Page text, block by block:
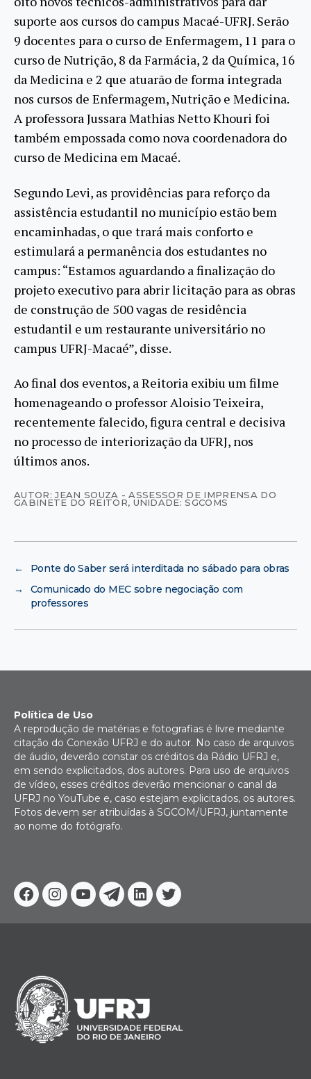
suporte aos cursos do campus Macaé-UFRJ. Serão
9 docentes para o curso de Enfermagem, 11 para o
curso de Nutrição, 8 da Farmácia, 2 da Química, 16
da Medicina e 2 que atuarão de forma integrada
nos cursos de Enfermagem, Nutrição e Medicina.
A professora Jussara Mathias Netto Khouri foi
também empossada como nova coordenadora do
curso de Medicina em Macaé.
Segundo Levi, as providências para reforço da
assistência estudantil no município estão bem
encaminhadas, o que trará mais conforto e
estimulará a permanência dos estudantes no
campus: “Estamos aguardando a finalização do
projeto executivo para abrir licitação para as obras
de construção de 500 vagas de residência
estudantil e um restaurante universitário no
campus UFRJ-Macaé”, disse.
Ao final dos eventos, a Reitoria exibiu um filme
homenageando o professor Aloisio Teixeira,
recentemente falecido, figura central e decisiva
no processo de interiorização da UFRJ, nos
últimos anos.
AUTOR: JEAN SOUZA - ASSESSOR DE IMPRENSA DO
GABINETE DO REITOR, UNIDADE: SGCOMS
←
Ponte do Saber será interditada no sábado para obras
→
Comunicado do MEC sobre negociação com
professores
Facebook
Instagram
YoutubeTelegram
Linkedin
Twitter
Política de Uso
A reprodução de matérias e fotografias é livre mediante
citação do Conexão UFRJ e do autor. No caso de arquivos
de áudio, deverão constar os créditos da Rádio UFRJ e,
em sendo explicitados, dos autores. Para uso de arquivos
de vídeo, esses créditos deverão mencionar o canal da
UFRJ no YouTube e, caso estejam explicitados, os autores.
Fotos devem ser atribuídas à SGCOM/UFRJ, juntamente
ao nome do fotógrafo.